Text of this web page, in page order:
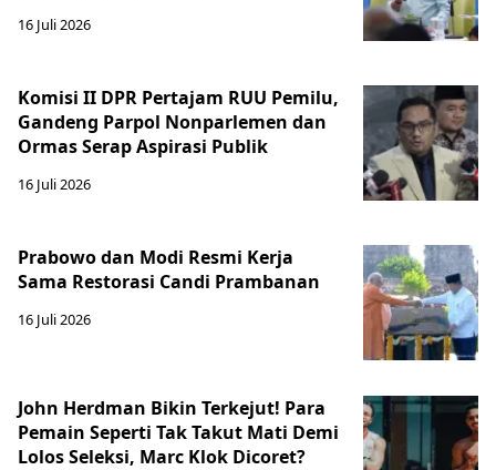
16 Juli 2026
Komisi II DPR Pertajam RUU Pemilu,
Gandeng Parpol Nonparlemen dan
Ormas Serap Aspirasi Publik
16 Juli 2026
Prabowo dan Modi Resmi Kerja
Sama Restorasi Candi Prambanan
16 Juli 2026
John Herdman Bikin Terkejut! Para
Pemain Seperti Tak Takut Mati Demi
Lolos Seleksi, Marc Klok Dicoret?